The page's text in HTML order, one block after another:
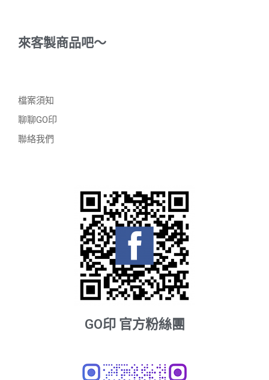
來客製商品吧～
檔案須知
聊聊GO印
聯絡我們
GO印 官方粉絲團